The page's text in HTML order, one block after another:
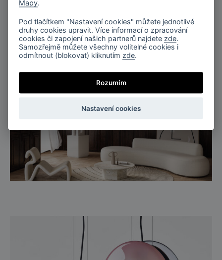
Mapy
Pod tlačítkem "Nastavení cookies" můžete jednotlivé
druhy cookies upravit. Více informací o zpracování
cookies či zapojení našich partnerů najdete zde
Samozřejmě můžete všechny volitelné cookies i
odmítnout (blokovat) kliknutím zde
Rozumím
Nastavení cookies